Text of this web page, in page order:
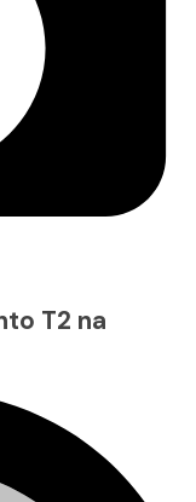
T2 na